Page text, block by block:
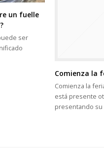
un fuelle
ser
Comienza la
Comienza la
está presente
presentando su